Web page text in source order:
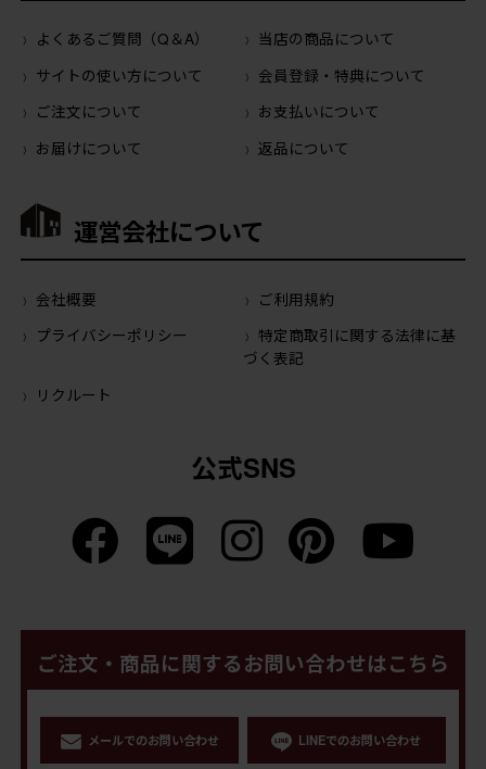
よくあるご質問（Q＆A）
当店の商品について
サイトの使い方について
会員登録・特典について
ご注文について
お支払いについて
お届けについて
返品について
運営会社について
会社概要
ご利用規約
プライバシーポリシー
特定商取引に関する法律に基
づく表記
リクルート
公式SNS
ご注文・商品に関するお問い合わせはこちら
メールでのお問い合わせ LINEでのお問い合わせ